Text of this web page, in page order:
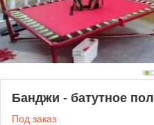
Банджи - батутное
Под заказ